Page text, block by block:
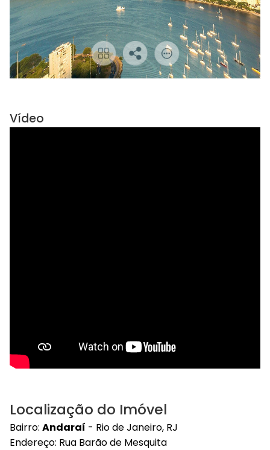
Vídeo
Localização do Imóvel
Bairro: Andaraí - Rio de Janeiro, RJ
Endereço: Rua Barão de Mesquita